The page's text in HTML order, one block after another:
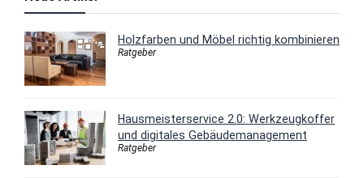
Holzfarben und Möbel richtig kombinieren
Ratgeber
Hausmeisterservice 2.0: Werkzeugkoffer
und digitales Gebäudemanagement
Ratgeber